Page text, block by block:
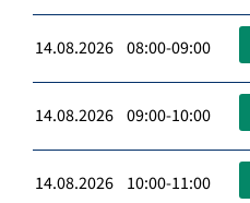
14.08.2026 08:00-09:00
14.08.2026 09:00-10:00
14.08.2026 10:00-11:00